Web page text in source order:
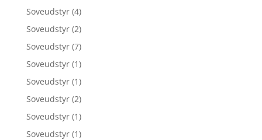
Soveudstyr (4)
Soveudstyr (2)
Soveudstyr (7)
Soveudstyr (1)
Soveudstyr (1)
Soveudstyr (2)
Soveudstyr (1)
Soveudstyr (1)